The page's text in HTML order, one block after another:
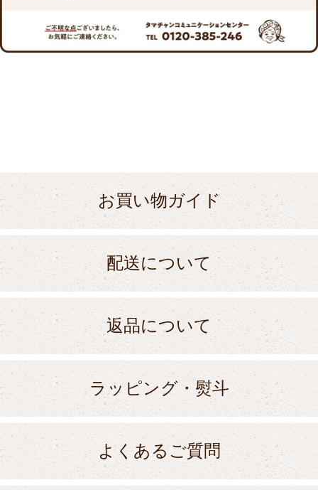
お買い物ガイド
配送について
返品について
ラッピング・熨斗
よくあるご質問